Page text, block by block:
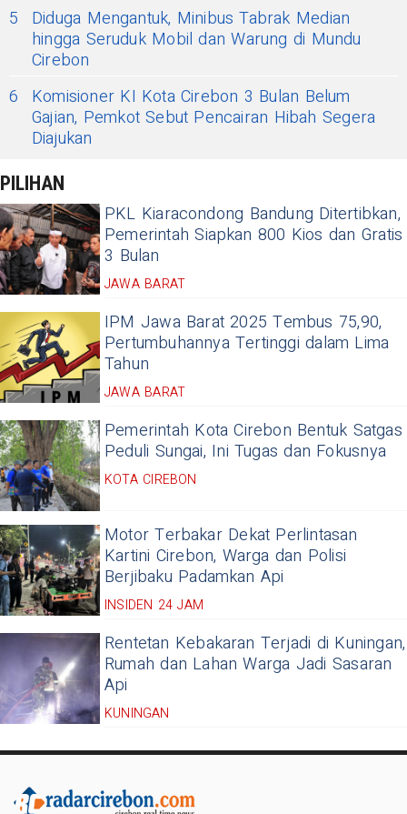
5
Diduga Mengantuk, Minibus Tabrak Median
hingga Seruduk Mobil dan Warung di Mundu
Cirebon
6
Komisioner KI Kota Cirebon 3 Bulan Belum
Gajian, Pemkot Sebut Pencairan Hibah Segera
Diajukan
PILIHAN
PKL Kiaracondong Bandung Ditertibkan,
Pemerintah Siapkan 800 Kios dan Gratis
3 Bulan
JAWA BARAT
IPM Jawa Barat 2025 Tembus 75,90,
Pertumbuhannya Tertinggi dalam Lima
Tahun
JAWA BARAT
Pemerintah Kota Cirebon Bentuk Satgas
Peduli Sungai, Ini Tugas dan Fokusnya
KOTA CIREBON
Motor Terbakar Dekat Perlintasan
Kartini Cirebon, Warga dan Polisi
Berjibaku Padamkan Api
INSIDEN 24 JAM
Rentetan Kebakaran Terjadi di Kuningan,
Rumah dan Lahan Warga Jadi Sasaran
Api
KUNINGAN